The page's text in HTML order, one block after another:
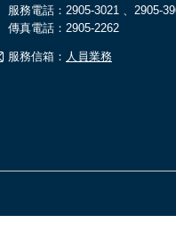
服務電話：2905-3021 、2905-
傳真電話：2905-2262
服務信箱： 人員業務